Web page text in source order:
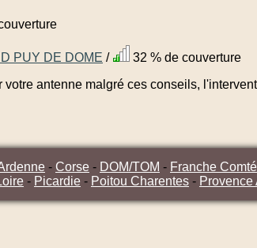
PUY DE DOME /
32 % de couverture
antenne malgré ces conseils,
- Corse - DOM/TOM - Franche Comté
- Picardie - Poitou Charentes - Provence